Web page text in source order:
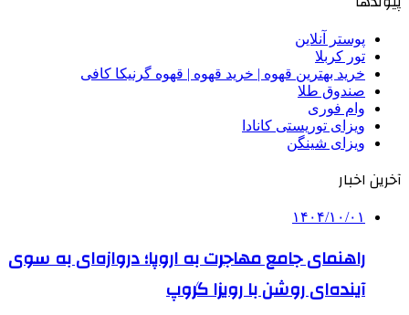
پوستر آنلاین
تور کربلا
خرید بهترین قهوه | خرید قهوه | قهوه گرنیکا کافی
صندوق طلا
وام فوری
ویزای توریستی کانادا
ویزای شینگن
آخرین اخبار
۱۴۰۴/۱۰/۰۱
راهنمای جامع مهاجرت به اروپا؛ دروازه‌ای به سوی
آینده‌ای روشن با رویزا گروپ